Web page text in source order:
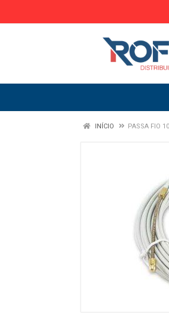
INÍCIO PASSA FIO